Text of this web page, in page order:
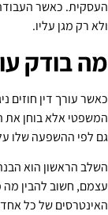
העסקית. כאשר
ולא רק מגן עליו.
מה בודק
כאשר עורך דין חוזים
המשפטי אלא בוחן את
גם לפי ההשפעה שלו
השלב הראשון הוא
עצמם, חשוב להבין
האינטרסים של כל